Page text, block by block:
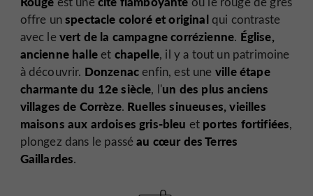
offre unspectacle coloré et original qui contraste
avec levert de la campagne corrézienne. Église,
ancienne halleet chapelle, il y a tout un patrimoine
à découvrir. Donzenacenfin, est une ville étape
charmante du 12e siècle, l'un des plus anciens
villages de Corrèze. Ruelles sinueuses, vieilles
maisons aux ardoises gris-bleu et portes fortifiées,
plongez dans le passéau cœur des Terres
Gaillardes.